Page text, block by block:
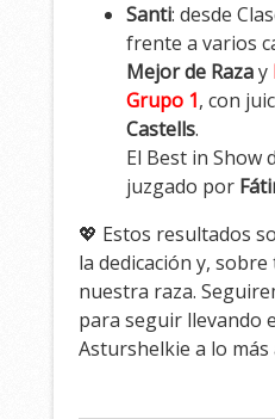
Santi: desde
frente a varios
Mejor de Razay
Grupo 1, con
Castells.
El Best in Show
juzgado por
💖 Estos resultados
la dedicación y,
nuestra raza.
para seguir llevando
Asturshelkie a lo más